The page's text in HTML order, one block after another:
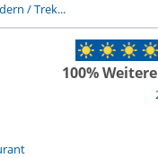
/ Trek...
100%